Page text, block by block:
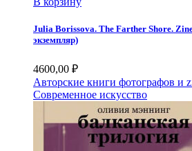
Julia Borissova. The Farther Shore.
экземпляр)
4600,00 ₽
Авторские книги фотографов и
Современное искусство